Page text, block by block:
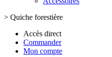
> Quiche forestière
Accès direct
Commander
Mon compte